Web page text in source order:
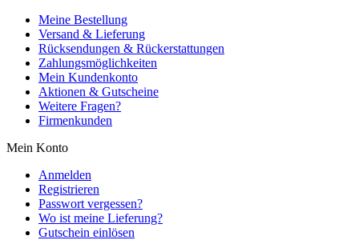
Meine Bestellung
Versand & Lieferung
Rücksendungen & Rückerstattungen
Zahlungsmöglichkeiten
Mein Kundenkonto
Aktionen & Gutscheine
Weitere Fragen?
Firmenkunden
Mein Konto
Anmelden
Registrieren
Passwort vergessen?
Wo ist meine Lieferung?
Gutschein einlösen